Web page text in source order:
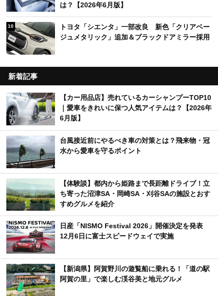
は？【2026年6月版】
10
トヨタ「シエンタ」一部改良 新色「クリアベー
ジュメタリック」追加＆ブラックドアミラー採用
新着記事
【カー用品店】売れているカーシャンプーTOP10
｜愛車をきれいに保つ人気アイテムは？【2026年
6月版】
台風接近前にやるべき車の対策とは？飛来物・冠
水から愛車を守るポイント
【体験談】都内から姫路まで長距離ドライブ！立
ち寄った沼津SA・岡崎SA・刈谷SAの施設とおす
すめグルメを紹介
日産「NISMO Festival 2026」開催決定を発表
12月6日に富士スピードウェイで実施
【新潟県】阿賀野川の遊覧船に乗れる！「道の駅
阿賀の里」で楽しむ渓谷美と地元グルメ